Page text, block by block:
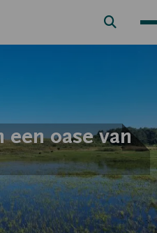
Zoek
oase van